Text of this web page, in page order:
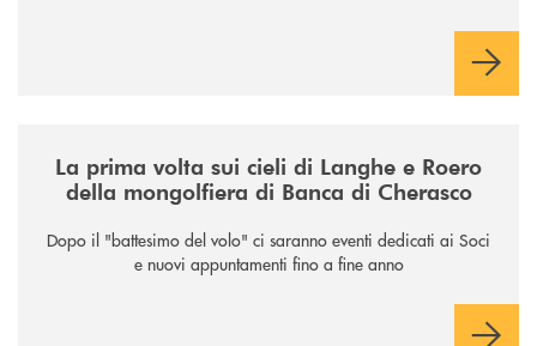
La prima volta sui cieli di Langhe e Roero
della mongolfiera di Banca di Cherasco
Dopo il "battesimo del volo" ci saranno eventi dedicati ai Soci
e nuovi appuntamenti fino a fine anno